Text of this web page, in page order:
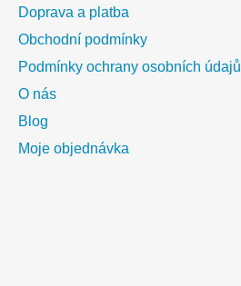
Doprava a platba
Obchodní podmínky
Podmínky ochrany osobních údajů
O nás
Blog
Moje objednávka